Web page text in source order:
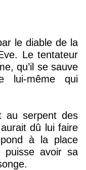
le diable de la
Le tentateur
qu’il se sauve
lui-même qui
au serpent des
dû lui faire
à la place
puisse avoir sa